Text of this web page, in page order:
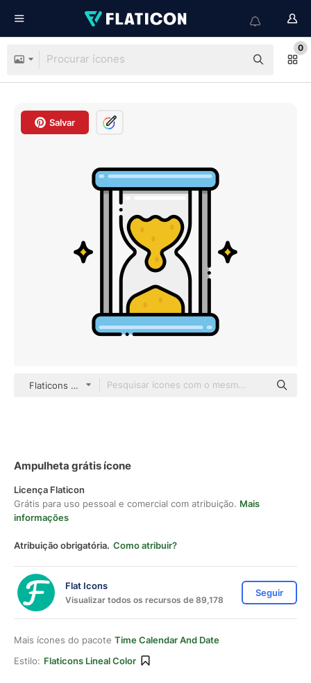
0
Salvar
Flaticons Lineal Color
Ampulheta grátis ícone
Licença Flaticon
Grátis para uso pessoal e comercial com atribuição. Mais
informações
Atribuição obrigatória. Como atribuir?
Flat Icons
Visualizar todos os recursos de 89,178
Seguir
Mais ícones do pacote Time Calendar And Date
Estilo: Flaticons Lineal Color